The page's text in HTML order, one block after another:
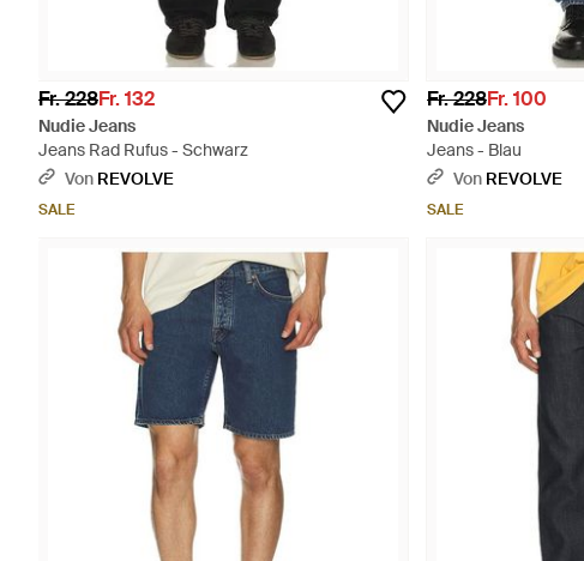
Fr. 228Fr. 132
Nudie Jeans
Jeans Rad Rufus - Schwarz
Von REVOLVE
SALE
Fr. 228Fr. 100
Nudie Jeans
Jeans - Blau
Von REVOLVE
SALE